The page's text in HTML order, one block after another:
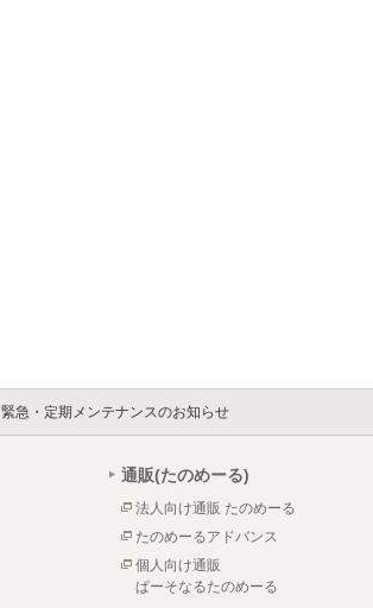
緊急・定期メンテナンスのお知らせ
通販(たのめーる)
法人向け通販 たのめーる
たのめーるアドバンス
個人向け通販
ぱーそなるたのめーる